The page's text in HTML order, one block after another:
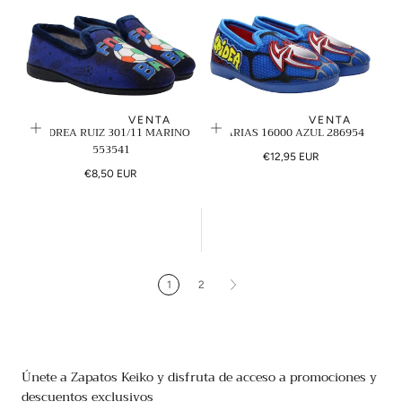
VENTA
ANDREA RUIZ 301/11 MARINO
553541
Precio
€8,50 EUR
VENTA
VARIAS 16000 AZUL 286954
Precio
€12,95 EUR
1 2
Únete a Zapatos Keiko y disfruta de acceso a promociones y
descuentos exclusivos